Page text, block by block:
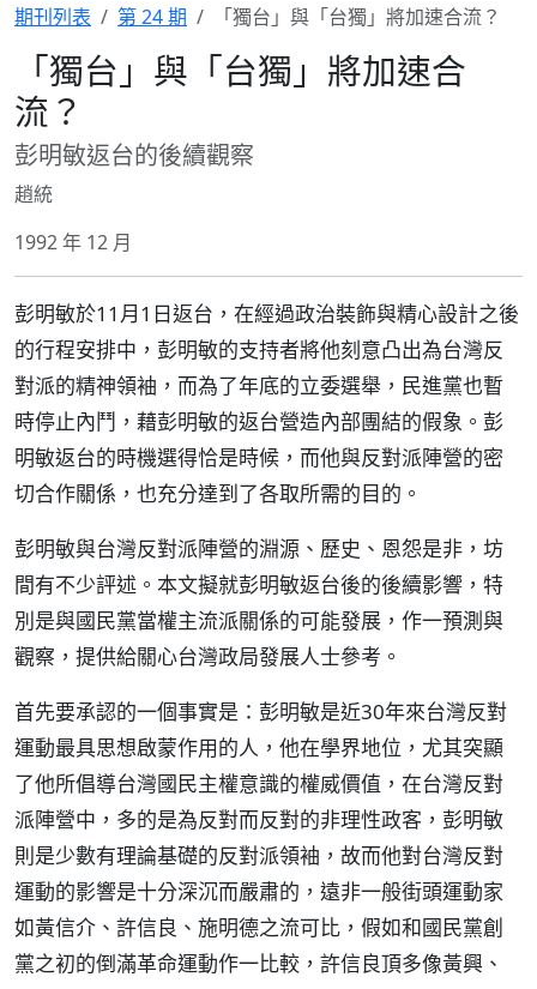
期刊列表 第 24 期 「獨台」與「台獨」將加速合流？
「獨台」與「台獨」將加速合
流？
彭明敏返台的後續觀察
趙統
1992 年 12 月
彭明敏於11月1日返台，在經過政治裝飾與精心設計之後
的行程安排中，彭明敏的支持者將他刻意凸出為台灣反
對派的精神領袖，而為了年底的立委選舉，民進黨也暫
時停止內鬥，藉彭明敏的返台營造內部團結的假象。彭
明敏返台的時機選得恰是時候，而他與反對派陣營的密
切合作關係，也充分達到了各取所需的目的。
彭明敏與台灣反對派陣營的淵源、歷史、恩怨是非，坊
間有不少評述。本文擬就彭明敏返台後的後續影響，特
別是與國民黨當權主流派關係的可能發展，作一預測與
觀察，提供給關心台灣政局發展人士參考。
首先要承認的一個事實是：彭明敏是近30年來台灣反對
運動最具思想啟蒙作用的人，他在學界地位，尤其突顯
了他所倡導台灣國民主權意識的權威價值，在台灣反對
派陣營中，多的是為反對而反對的非理性政客，彭明敏
則是少數有理論基礎的反對派領袖，故而他對台灣反對
運動的影響是十分深沉而嚴肅的，遠非一般街頭運動家
如黃信介、許信良、施明德之流可比，假如和國民黨創
黨之初的倒滿革命運動作一比較，許信良頂多像黃興、